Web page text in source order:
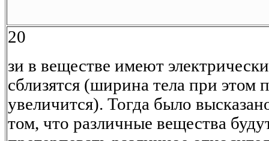
20
зи в веществе имеют
сблизятся (ширина тела при этом
увеличится). Тогда было
том, что различные вещества